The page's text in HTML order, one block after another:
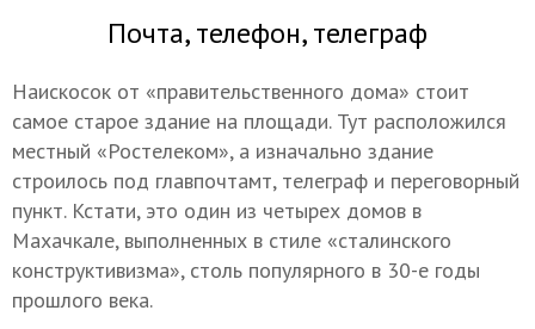
Почта, телефон, телеграф
Наискосок от «правительственного дома» стоит
самое старое здание на площади. Тут расположился
местный «Ростелеком», а изначально здание
строилось под главпочтамт, телеграф и переговорный
пункт. Кстати, это один из четырех домов в
Махачкале, выполненных в стиле «сталинского
конструктивизма», столь популярного в 30-е годы
прошлого века.